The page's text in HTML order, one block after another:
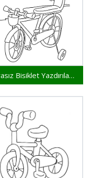
Parasız Bisiklet Yazdırılabilir